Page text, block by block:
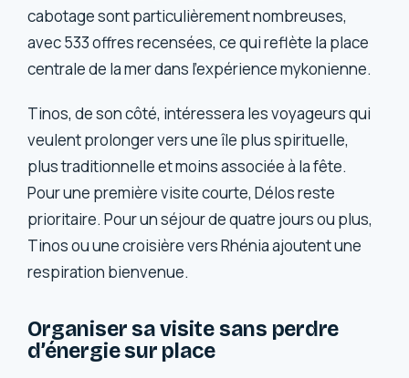
cabotage sont particulièrement nombreuses,
avec 533 offres recensées, ce qui reflète la place
centrale de la mer dans l’expérience mykonienne.
Tinos, de son côté, intéressera les voyageurs qui
veulent prolonger vers une île plus spirituelle,
plus traditionnelle et moins associée à la fête.
Pour une première visite courte, Délos reste
prioritaire. Pour un séjour de quatre jours ou plus,
Tinos ou une croisière vers Rhénia ajoutent une
respiration bienvenue.
Organiser sa visite sans perdre
d’énergie sur place